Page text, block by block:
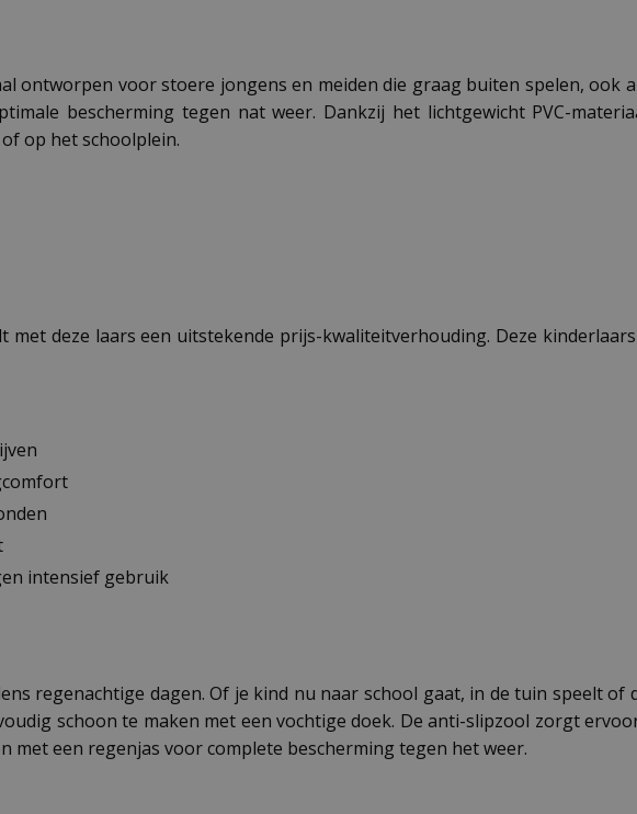
ontworpen voor stoere jongens en meiden die graag buiten spelen, ook
bescherming tegen nat weer. Dankzij het lichtgewicht PVC-
op het schoolplein.
met deze laars een uitstekende prijs-kwaliteitverhouding. Deze
intensief gebruik
regenachtige dagen. Of je kind nu naar school gaat, in de tuin speelt
schoon te maken met een vochtige doek. De anti-slipzool zorgt
met een regenjas voor complete bescherming tegen het weer.